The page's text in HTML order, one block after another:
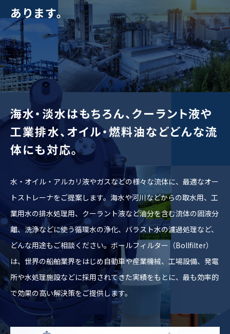
あります。
海水・淡水はもちろん、クーラント液や
工業排水、オイル・燃料油などどんな流
体にも対応。
水・オイル・アルカリ液やガスなどの様々な流体に、最適なオー
トストレーナをご提案します。海水や河川などからの取水用、工
業用水の排水処理用、クーラント液など油分を含む流体の固液分
離、洗浄などに使う循環水の浄化、バラスト水の濾過処理など、
どんな用途もご相談ください。ボールフィルター（Bollfilter）
は、世界の船舶業界をはじめ自動車や産業機械、工場設備、発電
所や水処理施設などに採用されてきた実績をもとに、最も効率的
で効果の高い解決策をご提供します。